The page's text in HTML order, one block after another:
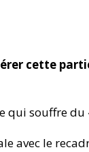
cette
qui souffre du
avec le